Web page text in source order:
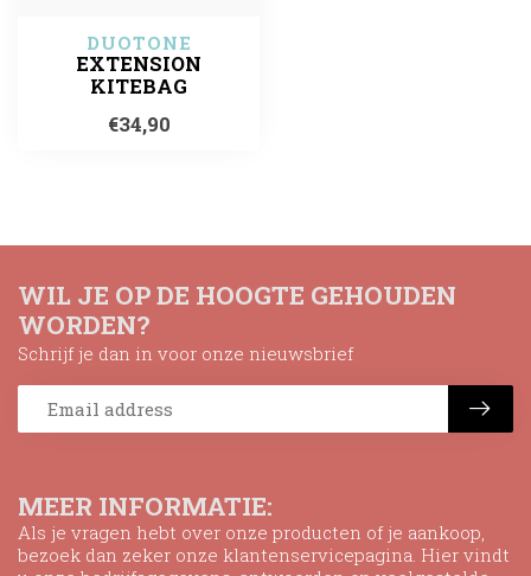
DUOTONE
EXTENSION
KITEBAG
€34,90
MEER INFORMATIE:
Als je vragen hebt over onze producten of je aankoop,
bezoek dan zeker onze klantenservicepagina. Hier vindt
WIL JE OP DE HOOGTE GEHOUDEN
WORDEN?
Schrijf je dan in voor onze nieuwsbrief